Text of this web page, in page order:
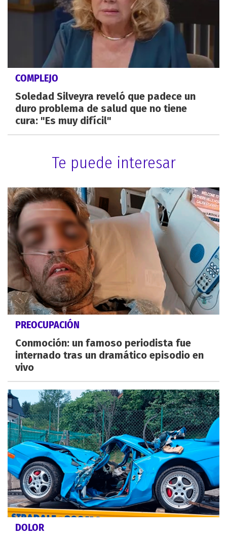
COMPLEJO
Soledad Silveyra reveló que padece un
duro problema de salud que no tiene
cura: "Es muy difícil"
Te puede interesar
PREOCUPACIÓN
Conmoción: un famoso periodista fue
internado tras un dramático episodio en
vivo
DOLOR